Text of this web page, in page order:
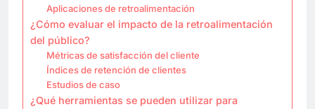
Aplicaciones de retroalimentación
¿Cómo evaluar el impacto de la retroalimentación
del público?
Métricas de satisfacción del cliente
Índices de retención de clientes
Estudios de caso
¿Qué herramientas se pueden utilizar para